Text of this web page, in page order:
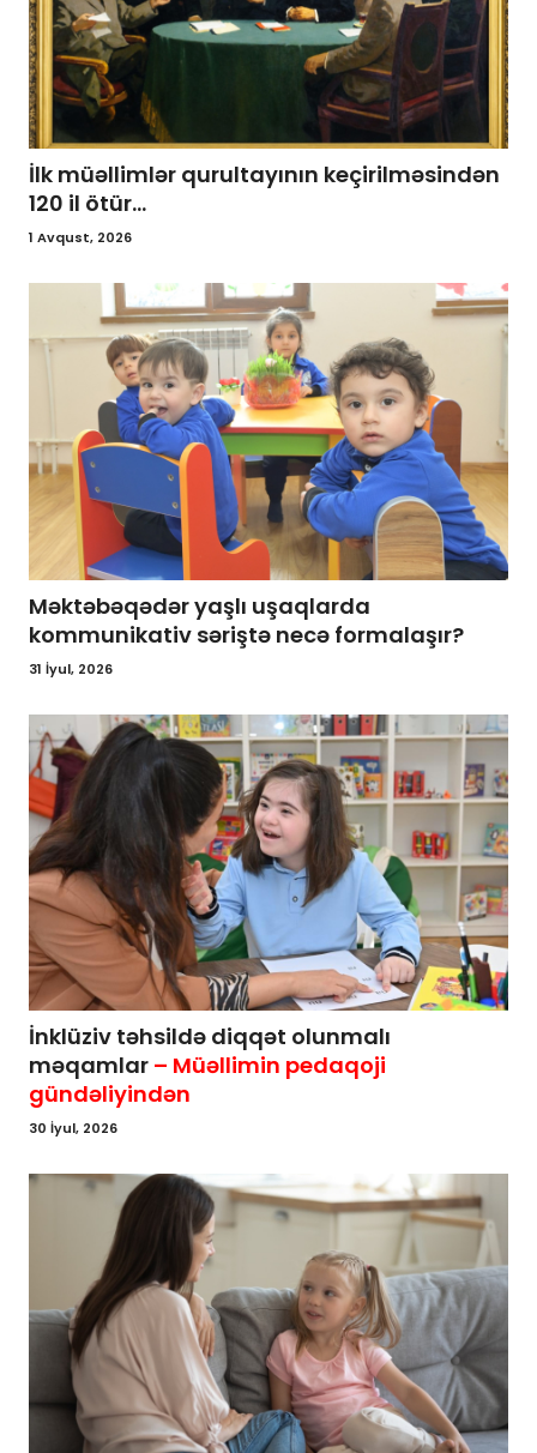
İlk müəllimlər qurultayının keçirilməsindən
120 il ötür...
1 Avqust, 2026
Məktəbəqədər yaşlı uşaqlarda
kommunikativ səriştə necə formalaşır?
31 İyul, 2026
İnklüziv təhsildə diqqət olunmalı
məqamlar – Müəllimin pedaqoji
gündəliyindən
30 İyul, 2026